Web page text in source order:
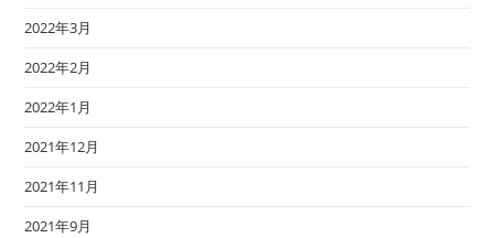
2022年3月
2022年2月
2022年1月
2021年12月
2021年11月
2021年9月